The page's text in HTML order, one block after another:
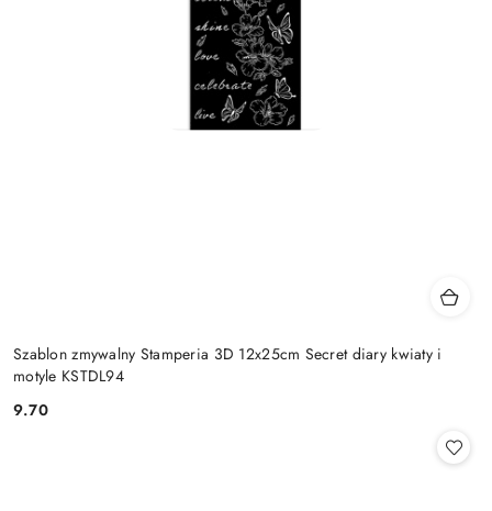
Szablon zmywalny Stamperia 3D 12x25cm Secret diary kwiaty i
motyle KSTDL94
Cena:
9.70